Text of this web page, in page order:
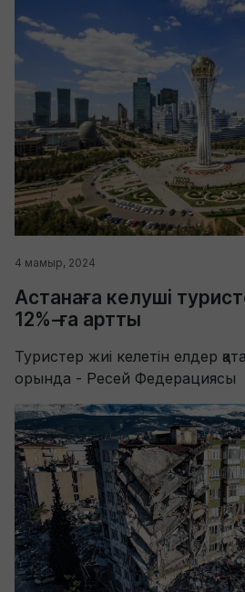
4 мамыр, 2024
Астанаға келуші
12%-ға артты
Туристер жиі келетін елдер
орында - Ресей Федерациясы